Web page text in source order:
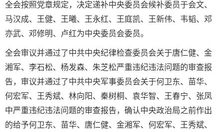
全会按照党章规定，决定递补中央委员会候补委员于会文、
马汉成、王健、王曦、王永红、王庭凯、王新伟、韦韬、邓
亦武、邓修明、卢红为中央委员会委员。
全会审议并通过了中共中央纪律检查委员会关于唐仁健、金
湘军、李石松、杨发森、朱芝松严重违纪违法问题的审查报
告，审议并通过了中共中央军事委员会关于何卫东、苗华、
何宏军、王秀斌、林向阳、秦树桐、袁华智、王春宁、张凤
中严重违纪违法问题的审查报告，确认中央政治局之前作出
的给予何卫东、苗华、唐仁健、金湘军、何宏军、王秀斌、